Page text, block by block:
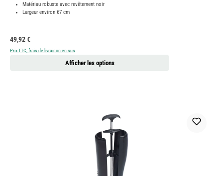
Matériau robuste avec revêtement noir
Largeur environ 67 cm
Prix régulier :
49,92 €
Prix TTC, frais de livraison en sus
Afficher les options